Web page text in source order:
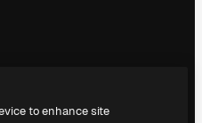
to enhance site